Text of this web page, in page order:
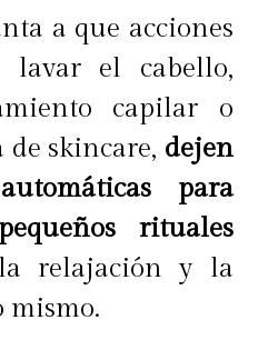
a que acciones
lavar el cabello,
capilar o
skincare, dejen
para
rituales
relajación y la
mismo.